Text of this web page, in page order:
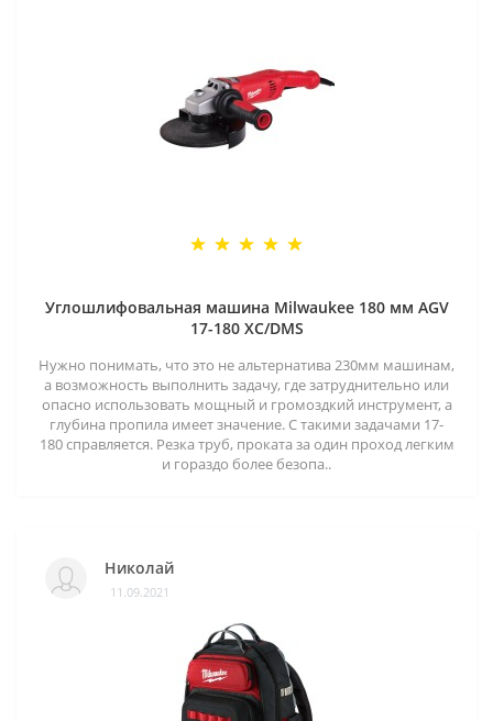
Углошлифовальная машина Milwaukee 180 мм AGV
17-180 XC/DMS
Нужно понимать, что это не альтернатива 230мм машинам,
а возможность выполнить задачу, где затруднительно или
опасно использовать мощный и громоздкий инструмент, а
глубина пропила имеет значение. С такими задачами 17-
180 справляется. Резка труб, проката за один проход легким
и гораздо более безопа..
Николай
11.09.2021